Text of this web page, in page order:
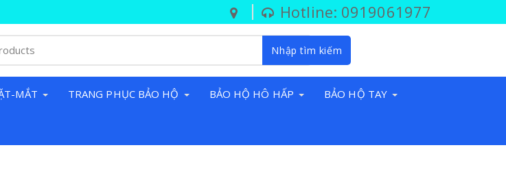
Hotline: 0919061977
Nhập tìm kiếm
MẮT TRANG PHỤC BẢO HỘ BẢO HỘ HÔ HẤP BẢO HỘ TAY